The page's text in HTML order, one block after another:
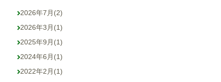
2026年7月 (2)
2026年3月 (1)
2025年9月 (1)
2024年6月 (1)
2022年2月 (1)